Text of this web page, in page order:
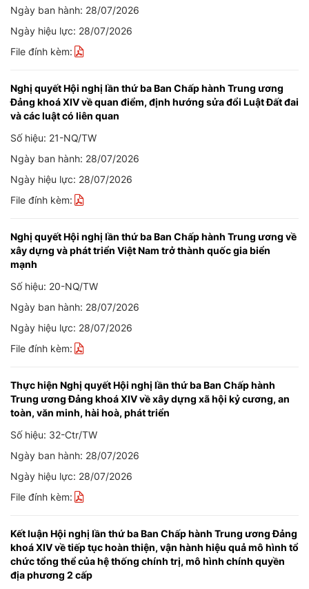
Ngày ban hành: 28/07/2026
Ngày hiệu lực: 28/07/2026
File đính kèm:
Nghị quyết Hội nghị lần thứ ba Ban Chấp hành Trung ương
Đảng khoá XIV về quan điểm, định hướng sửa đổi Luật Đất đai
và các luật có liên quan
Số hiệu: 21-NQ/TW
Ngày ban hành: 28/07/2026
Ngày hiệu lực: 28/07/2026
File đính kèm:
Nghị quyết Hội nghị lần thứ ba Ban Chấp hành Trung ương về
xây dựng và phát triển Việt Nam trở thành quốc gia biển
mạnh
Số hiệu: 20-NQ/TW
Ngày ban hành: 28/07/2026
Ngày hiệu lực: 28/07/2026
File đính kèm:
Thực hiện Nghị quyết Hội nghị lần thứ ba Ban Chấp hành
Trung ương Đảng khoá XIV về xây dựng xã hội kỷ cương, an
toàn, văn minh, hài hoà, phát triển
Số hiệu: 32-Ctr/TW
Ngày ban hành: 28/07/2026
Ngày hiệu lực: 28/07/2026
File đính kèm:
Kết luận Hội nghị lần thứ ba Ban Chấp hành Trung ương Đảng
khoá XIV về tiếp tục hoàn thiện, vận hành hiệu quả mô hình tổ
chức tổng thể của hệ thống chính trị, mô hình chính quyền
địa phương 2 cấp